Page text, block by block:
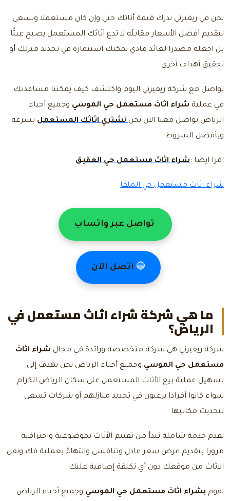
نحن في ريفيرني ندرك قيمة أثاثك حتى وإن كان مستعملا ونسعى
لتقديم أفضل الأسعار مقابلَه لا تدع أثاثك المستعمل يصبح عبئًا
بل اجعله مصدرا لعائد مادي يمكنك استثماره في تجديد منزلك أو
تحقيق أهداف أخرى
تواصل مع شركة ريفيرني اليوم واكتشف كيف يمكننا مساعدتك
في عملية شراء اثاث مستعمل حي الموسي وجميع أحياء
الرياض تواصل معنا الآن نحننشتري اثاثك المستعمل بسرعة
وبأفضل الشروط
اقرا ايضا :شراء اثاث مستعمل حي العقيق
شراء اثاث مستعمل حي الملقا
تواصل عبر واتساب
🔵 اتصل الآن
ما هي شركة شراء اثاث مستعمل في
الرياض؟
شركة ريفيرني هي شركة متخصصة ورائدة في مجال شراء اثاث
مستعمل حي الموسي وجميع أحياء الرياض نحن نهدف إلى
تسهيل عملية بيع الأثاث المستعمل على سكان الرياض الكرام
سواء كانوا أفرادا يرغبون في تجديد منازلهم أو شركات تسعى
لتحديث مكاتبها
نقدم خدمة شاملة تبدأ من تقييم الأثاث بموضوعية واحترافية
مرورا بتقديم عرض سعر عادل وتنافسي وانتهاءً بعملية فك ونقل
الاثاث من موقعك دون أي تكلفة إضافية عليك
نقوم بشراء اثاث مستعمل حي الموسي وجميع أحياء الرياض